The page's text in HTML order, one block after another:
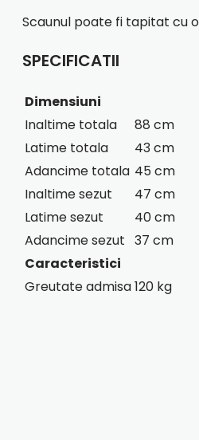
Scaunul poate fi tapitat cu
SPECIFICATII
Dimensiuni
Inaltime totala
88 cm
Latime totala
43 cm
Adancime totala 45 cm
Inaltime sezut
47 cm
Latime sezut
40 cm
Adancime sezut 37 cm
Caracteristici
Greutate admisa120 kg